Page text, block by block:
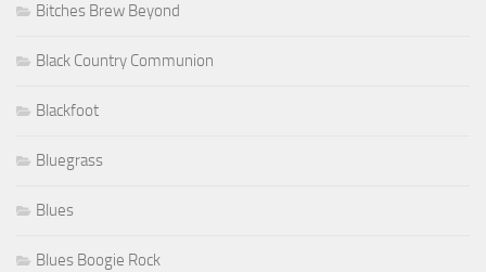
Bitches Brew Beyond
Black Country Communion
Blackfoot
Bluegrass
Blues
Blues Boogie Rock